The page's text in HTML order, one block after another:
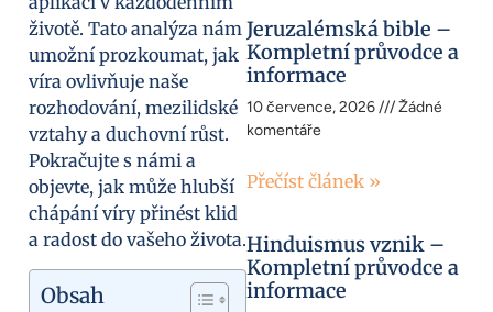
životě. Tato analýza nám
umožní prozkoumat, jak
víra ovlivňuje naše
rozhodování, mezilidské
vztahy a duchovní růst.
Pokračujte s námi a
objevte, jak může hlubší
chápání víry přinést klid
a radost do vašeho života.
Obsah
Jeruzalémská bible –
Kompletní průvodce a
informace
10 července, 2026
Žádné
komentáře
Přečíst článek »
Hinduismus vznik –
Kompletní průvodce a
informace